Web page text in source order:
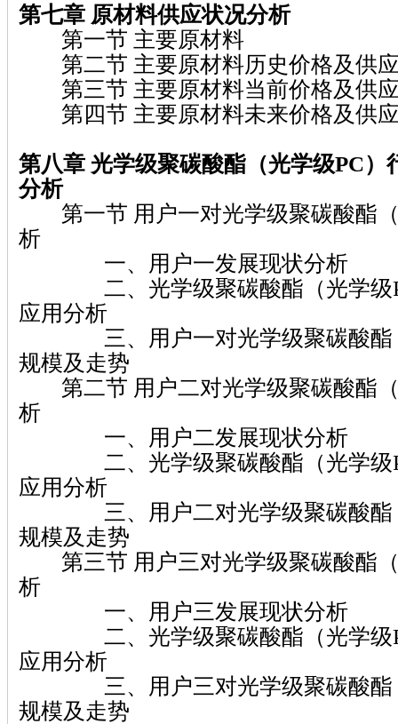
第七章 原材料供应状况分析
第一节 主要原材料
第二节 主要原材料历史价格及供
第三节 主要原材料当前价格及供
第四节 主要原材料未来价格及供
第八章 光学级聚碳酸酯（光学级PC）
分析
第一节 用户一对光学级聚碳酸酯（
析
一、用户一发展现状分析
二、光学级聚碳酸酯（光学级
应用分析
三、用户一对光学级聚碳酸酯（
规模及走势
第二节 用户二对光学级聚碳酸酯（
析
一、用户二发展现状分析
二、光学级聚碳酸酯（光学级
应用分析
三、用户二对光学级聚碳酸酯（
规模及走势
第三节 用户三对光学级聚碳酸酯（
析
一、用户三发展现状分析
二、光学级聚碳酸酯（光学级
应用分析
三、用户三对光学级聚碳酸酯（
规模及走势